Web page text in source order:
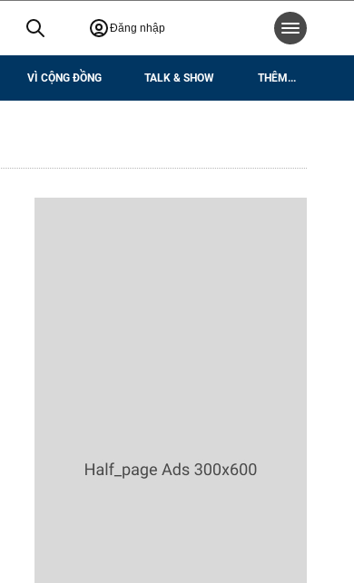
Đăng nhập
VÌ CỘNG ĐỒNG TALK & SHOW THÊM...